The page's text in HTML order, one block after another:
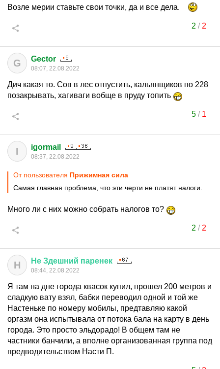
Возле мерии ставьте свои точки, да и все дела.
2 / 2
G Gector
08:07, 22.08.2022
Дич какая то. Сов в лес отпустить, кальянщиков по 228
позакрывать, хагиваги вобще в пруду топить
5/ 1
I igormail
08:37, 22.08.2022
От пользователя Прижимная сила
Самая главная проблема, что эти черти не платят налоги.
Много ли с них можно собрать налогов то?
2 / 2
Н Не Здешний паренек
08:44, 22.08.2022
Я там на дне города квасок купил, прошел 200 метров и
сладкую вату взял, бабки переводил одной и той же
Настеньке по номеру мобилы, предтавляю какой
оргазм она испытывала от потока бала на карту в день
города. Это просто эльдорадо! В общем там не
частники банчили, а вполне организованная группа под
предводительством Насти П.